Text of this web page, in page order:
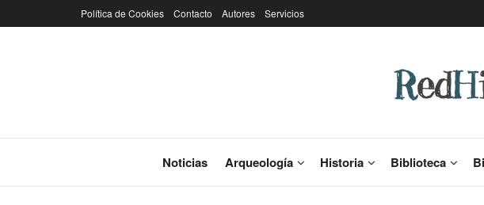
Política de Cookies Contacto Autores Servicios
Noticias Arqueología Historia Biblioteca